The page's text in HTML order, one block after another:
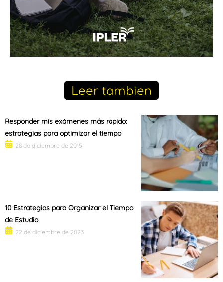
Leer tambien
Responder mis exámenes más rápido:
estrategias para optimizar el tiempo
28 de diciembre de 2015
10 Estrategias para Organizar el Tiempo
de Estudio
22 de diciembre de 2023